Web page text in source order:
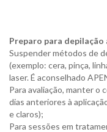
Preparo para
Suspender métodos de
(exemplo: cera, pinça,
laser. É aconselhado
Para avaliação, manter o
dias anteriores à
e claros);
Para sessões em